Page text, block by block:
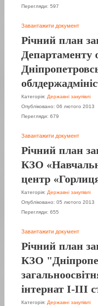
Перегляди: 597
Завантажити документ
Річний план
Департаменту
Категорія: Державні закупівлі
Опубліковано: 06 лютого 2013
Перегляди: 679
Завантажити документ
Річний план
КЗО
центр
Категорія: Державні закупівлі
Опубліковано: 05 лютого 2013
Перегляди: 655
Завантажити документ
Річний план
КЗО
інтернат I-III
Категорія: Державні закупівлі